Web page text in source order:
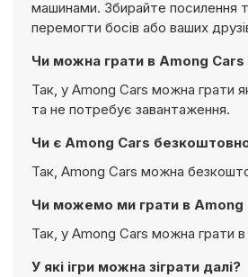
машинами. Збирайте посилення
перемогти босів або ваших
Чи можна грати в Among Cars
Так, у Among Cars можна грати
та не потребує завантаження.
Чи є Among Cars
Так, Among Cars можна
Чи можемо ми грати в Among
Так, у Among Cars можна грати
У які ігри можна зіграти далі?